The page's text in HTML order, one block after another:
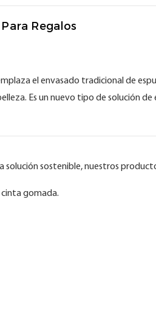
Regalos
el envasado tradicional de
Es un nuevo tipo de solución de
solución sostenible, nuestros
gomada.